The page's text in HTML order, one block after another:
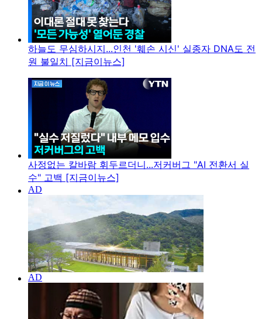
하늘도 무심하시지...인천 '훼손 시신' 실종자 DNA도 전
원 불일치 [지금이뉴스]
사정없는 칼바람 휘두르더니...저커버그 "AI 전환서 실
수" 고백 [지금이뉴스]